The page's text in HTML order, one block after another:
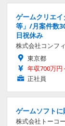
ゲームクリエ
等」/月案件数
日祝休み
株式会社コンフ
東京都
年収700万円
正社員
ゲームソフト
株式会社トーコー